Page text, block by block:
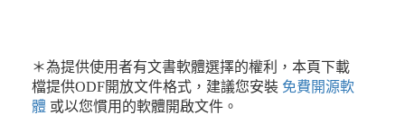
＊為提供使用者有文書軟體選擇的權利，本頁下載
檔提供ODF開放文件格式，建議您安裝 免費開源軟
體 或以您慣用的軟體開啟文件。